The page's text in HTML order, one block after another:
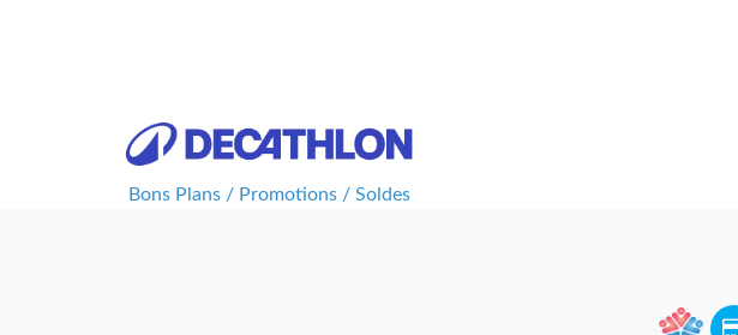
Bons Plans / Promotions / Soldes